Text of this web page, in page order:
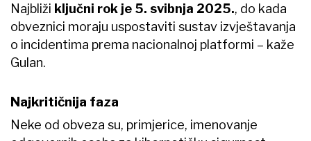
Najbliži ključni rok je 5. svibnja 2025., do kada
obveznici moraju uspostaviti sustav izvještavanja
o incidentima prema nacionalnoj platformi – kaže
Gulan.
Najkritičnija faza
Neke od obveza su, primjerice, imenovanje